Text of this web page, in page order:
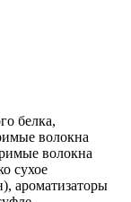
белка,
волокна
волокна
сухое
ароматизаторы